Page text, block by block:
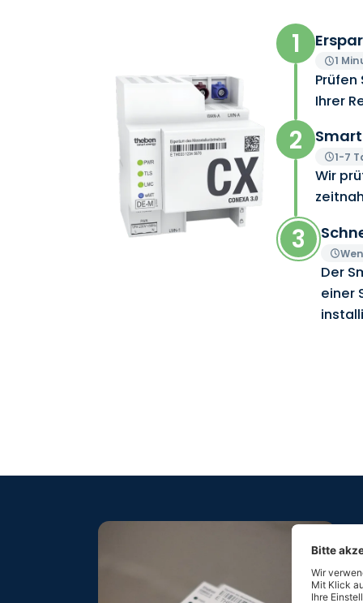
1
1
Prüfen
Ihrer
2
1-7
Wir
3
Der
einer